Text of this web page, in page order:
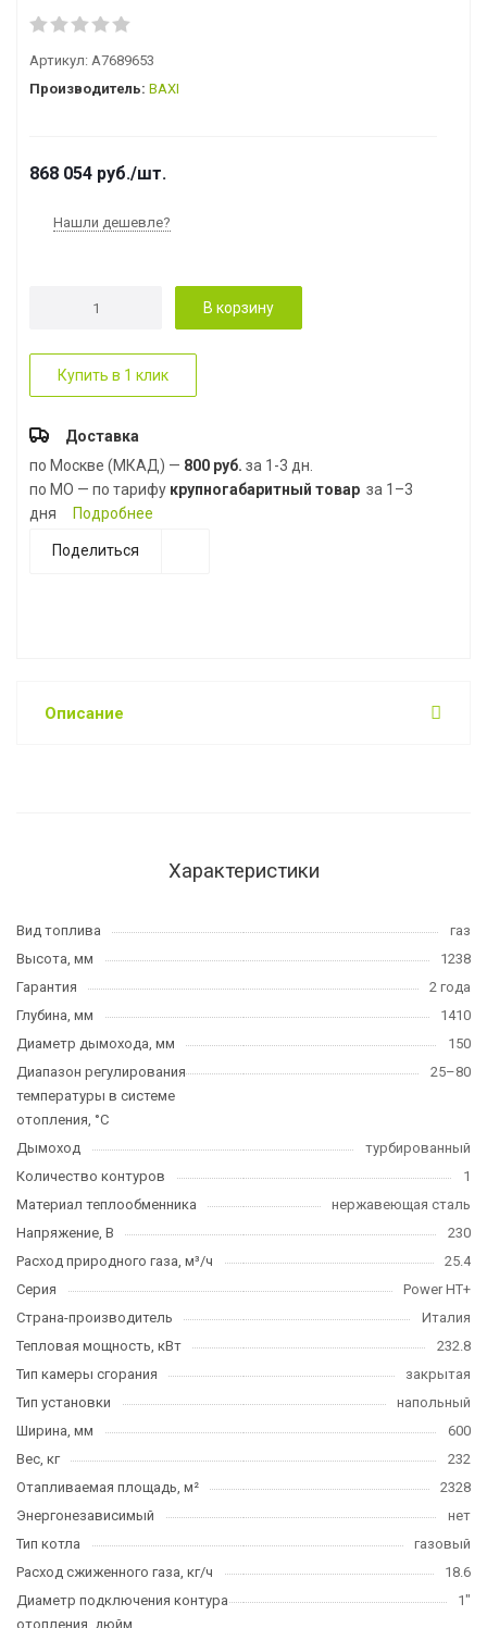
Артикул: A7689653
Производитель: BAXI
868 054 руб./шт.
Нашли дешевле?
В корзину
Купить в 1 клик
Доставка
по Москве (МКАД) — 800 руб. за 1-3 дн.
по МО — по тарифу крупногабаритный товар за 1–3
дня
Подробнее
Поделиться
Описание
Характеристики
Вид топлива
газ
Высота, мм
1238
Гарантия
2 года
Глубина, мм
1410
Диаметр дымохода, мм
150
Диапазон регулирования
температуры в системе
отопления, °C
25–80
Дымоход
турбированный
Количество контуров
1
Материал теплообменника
нержавеющая сталь
Напряжение, В
230
Расход природного газа, м³/ч
25.4
Серия
Power HT+
Страна-производитель
Италия
Тепловая мощность, кВт
232.8
Тип камеры сгорания
закрытая
Тип установки
напольный
Ширина, мм
600
Вес, кг
232
Отапливаемая площадь, м²
2328
Энергонезависимый
нет
Тип котла
газовый
Расход сжиженного газа, кг/ч
18.6
Диаметр подключения контура
отопления, дюйм
1"